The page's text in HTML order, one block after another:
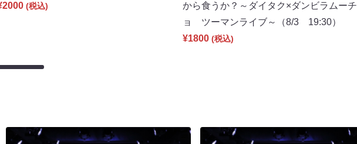
(税込)
から食うか？～ダイタク×ダンビラムーチ
ョ ツーマンライブ～（8/3 19:30）
¥1800 (税込)